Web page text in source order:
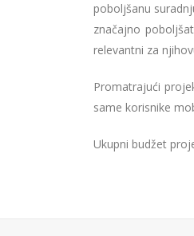
poboljšanu
značajno
relevantni za
Promatrajući
same korisnike
Ukupni budžet